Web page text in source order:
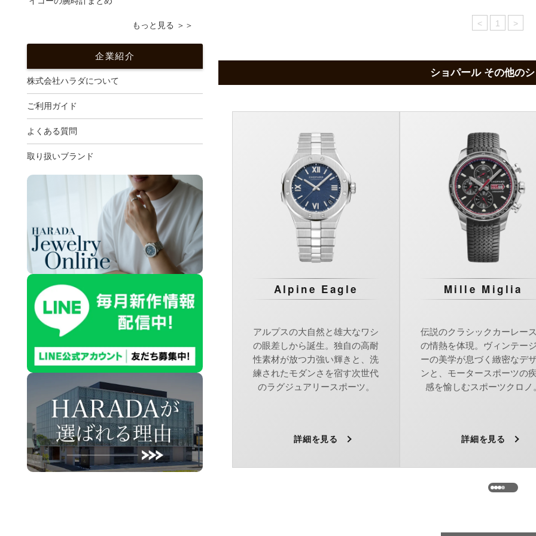
< 1 >
ショパール その他の
Alpine Eagle
アルプスの大自然と雄大なワシ
の眼差しから誕生。独自の高耐
性素材が放つ力強い輝きと、洗
練されたモダンさを宿す次世代
のラグジュアリースポーツ。
詳細を見る
Mille Miglia
伝説のクラシックカーレー
の情熱を体現。ヴィンテー
ーの美学が息づく緻密なデ
ンと、モータースポーツの
感を愉しむスポーツクロノ
詳細を見る
もっと見る ＞＞
企業紹介
株式会社ハラダについて
ご利用ガイド
よくある質問
取り扱いブランド